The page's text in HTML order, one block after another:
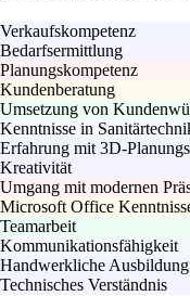
Verkaufskompetenz
Bedarfsermittlung
Planungskompetenz
Kundenberatung
Umsetzung von
Kenntnisse in
Erfahrung mit 3D-
Kreativität
Umgang mit modernen
Microsoft Office
Teamarbeit
Kommunikationsfähigkeit
Handwerkliche Ausbildung
Technisches Verständnis